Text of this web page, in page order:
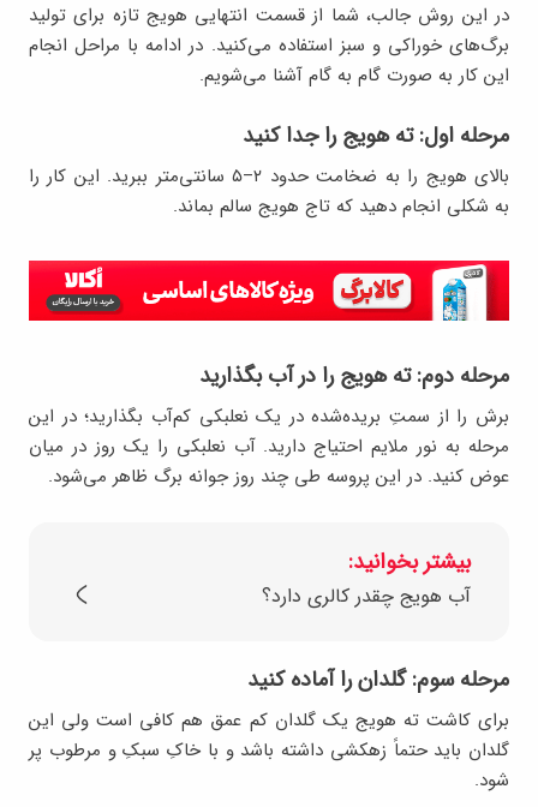
در این روش جالب، شما از قسمت انتهایی هویج تازه برای تولید
برگ‌های خوراکی و سبز استفاده می‌کنید. در ادامه با مراحل انجام
این کار به صورت گام به گام آشنا می‌شویم.
مرحله اول: ته هویج را جدا کنید
بالای هویج را به ضخامت حدود ۲–۵ سانتی‌متر ببرید. این کار را
به شکلی انجام دهید که تاج هویج سالم بماند.
مرحله دوم: ته هویج را در آب بگذارید
برش را از سمتِ بریده‌شده در یک نعلبکی کم‌آب بگذارید؛ در این
مرحله به نور ملایم احتیاج دارید. آب نعلبکی را یک روز در میان
عوض کنید. در این پروسه طی چند روز جوانه برگ ظاهر می‌شود.
بیشتر بخوانید:
آب هویج چقدر کالری دارد؟
مرحله سوم: گلدان را آماده کنید
برای کاشت ته هویج یک گلدان کم عمق هم کافی است ولی این
گلدان باید حتماً زهکشی داشته باشد و با خاکِ سبکِ و مرطوب پر
شود.